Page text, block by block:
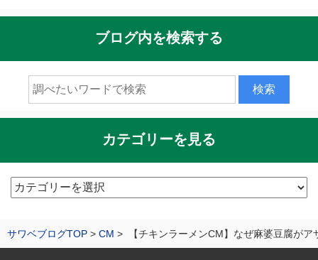
サワベブログTOP CM 【チキンラーメンCM】なぜ麻婆豆腐が
ブログ内を検索する
カテゴリーを見る
カ
リ